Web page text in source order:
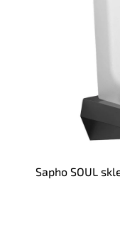
Sapho SOUL